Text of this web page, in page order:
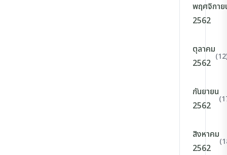
พฤศจิกาย
2562
ตุลาคม
2562
กันยายน
2562
สิงหาคม
2562